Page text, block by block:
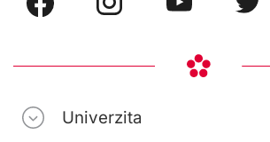
Univerzita